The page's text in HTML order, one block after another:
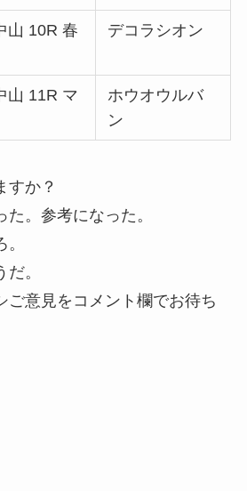
山 10R 春
デコラシオン
山 11R マ
ホウオウルバ
ン
すか？
。参考になった。
。
ご意見をコメント欄でお待ち